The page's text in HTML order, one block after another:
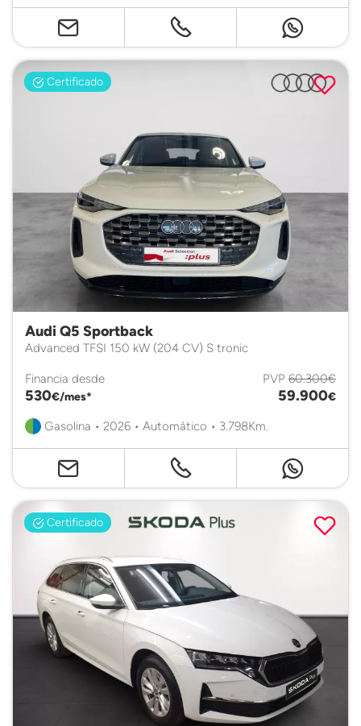
Certificado
Audi Q5 Sportback
Advanced TFSI 150 kW (204 CV) S tronic
Financia desde
530€/mes*
PVP 60.300€
59.900€
Gasolina • 2026 • Automático • 3.798Km.
Certificado